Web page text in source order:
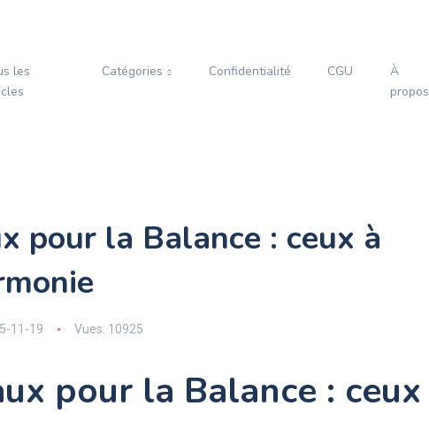
les
Catégories Confidentialité CGU
À
propos
pour la Balance : ceux à
11-19 Vues: 10925
pour la Balance : ceux